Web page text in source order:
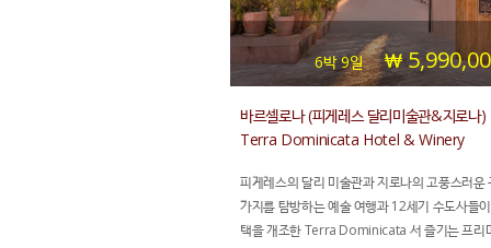
6박 9일
바르셀로나 (피게레스 달리미술관&지로나)
Terra Dominicata Hotel & Winery
피게레스의 달리 미술관과 지로나의 고풍스러운
가지를 탐방하는 예술 여행과 12세기 수도사들
택을 개조한 Terra Dominicata 서 즐기는 프리